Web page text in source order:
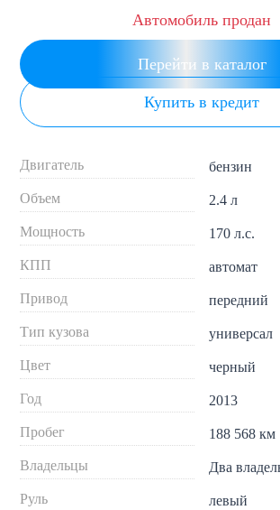
Автомобиль продан
Перейти в каталог
Купить в кредит
Двигатель бензин
Объем 2.4 л
Мощность 170 л.с.
КПП автомат
Привод передний
Тип кузова универсал
Цвет черный
Год 2013
Пробег 188 568 км
Владельцы Два
Руль левый